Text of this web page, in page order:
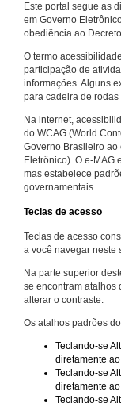
Este portal segue as
em Governo
obediência ao
O termo
participação de
informações. Alguns
para cadeira de
Na internet,
do WCAG (World
Governo Brasileiro ao
Eletrônico). O e-MAG
mas estabelece
governamentais.
Teclas de acesso
Teclas de acesso
a você navegar neste
Na parte superior
se encontram atalhos
alterar o contraste.
Os atalhos padrões
Teclando-se
diretamente
Teclando-se
diretamente
Teclando-se